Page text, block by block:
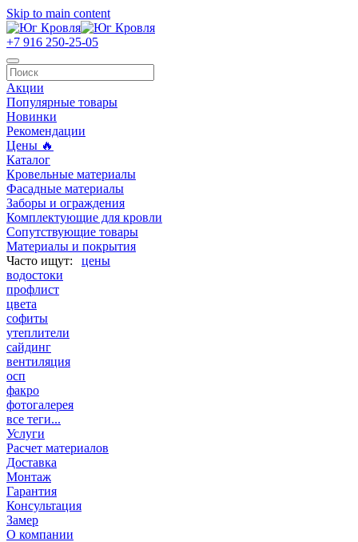
Skip to main content
+7 916 250-25-05
Акции
Популярные товары
Новинки
Рекомендации
Цены 🔥
Каталог
Кровельные материалы
Фасадные материалы
Заборы и ограждения
Комплектующие для кровли
Сопутствующие товары
Материалы и покрытия
цены
водостоки
профлист
цвета
софиты
утеплители
сайдинг
вентиляция
осп
факро
фотогалерея
все теги...
Услуги
Расчет материалов
Доставка
Монтаж
Гарантия
Консультация
Замер
О компании